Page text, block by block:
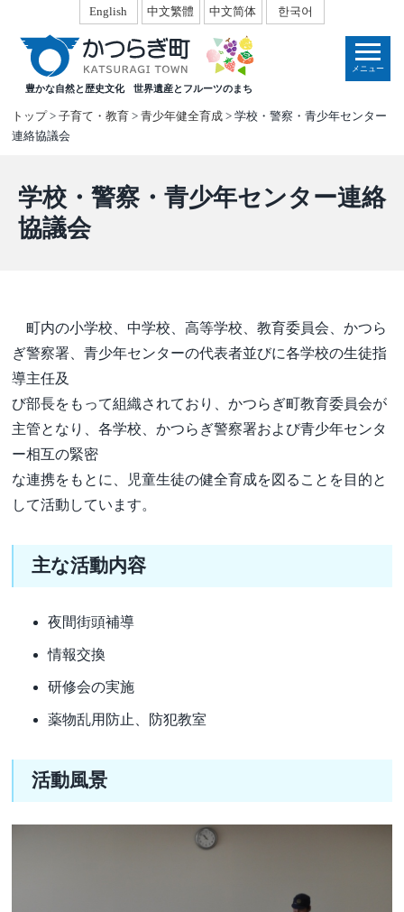
豊かな自然と歴史文化 世界遺産とフルーツのまち
English 中文繁體 中文简体 한국어
メニュー
トップ>子育て・教育 >青少年健全育成 > 学校・警察・青少年センター
連絡協議会
学校・警察・青少年センター連絡
協議会
町内の小学校、中学校、高等学校、教育委員会、かつら
ぎ警察署、青少年センターの代表者並びに各学校の生徒指
導主任及
び部長をもって組織されており、かつらぎ町教育委員会が
主管となり、各学校、かつらぎ警察署および青少年センタ
ー相互の緊密
な連携をもとに、児童生徒の健全育成を図ることを目的と
して活動しています。
主な活動内容
夜間街頭補導
情報交換
研修会の実施
薬物乱用防止、防犯教室
活動風景